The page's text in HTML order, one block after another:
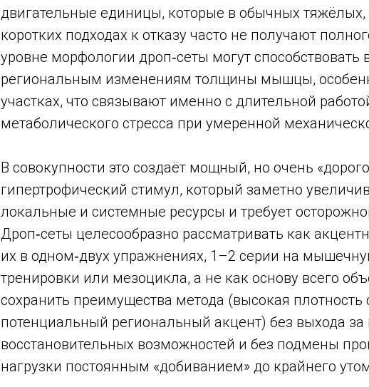
двигательные единицы, которые в обычных тяжёлых,
коротких подходах к отказу часто не получают
уровне морфологии дроп‑сеты могут
региональным изменениям толщины мышцы,
участках, что связывают именно с длительной
метаболического стресса при умеренной
В совокупности это создаёт мощный, но очень
гипертрофический стимул, который заметно
локальные и системные ресурсы и требует
Дроп‑сеты целесообразно рассматривать как
их в одном‑двух упражнениях, 1–2 серии на
тренировки или мезоцикла, а не как основу всего
сохранить преимущества метода (высокая плотность
потенциальный региональный акцент) без выхода
восстановительных возможностей и без подмены
нагрузки постоянным «добиванием» до крайнего